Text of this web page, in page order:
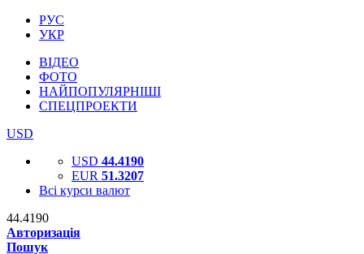
РУС
УКР
ВІДЕО
ФОТО
НАЙПОПУЛЯРНІШІ
СПЕЦПРОЕКТИ
USD
USD 44.4190
EUR 51.3207
Всі курси валют
44.4190
Авторизація
Пошук